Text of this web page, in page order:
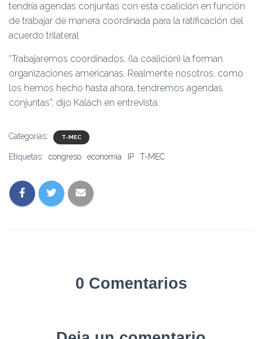
tendría agendas conjuntas con esta coalición en función
de trabajar de manera coordinada para la ratificación del
acuerdo trilateral
“Trabajaremos coordinados, (la coalición) la forman
organizaciones americanas. Realmente nosotros, como
los hemos hecho hasta ahora, tendremos agendas
conjuntas”, dijo Kalach en entrevista.
Categorías: T-MEC
Etiquetas: congreso economía IP T-MEC
0 Comentarios